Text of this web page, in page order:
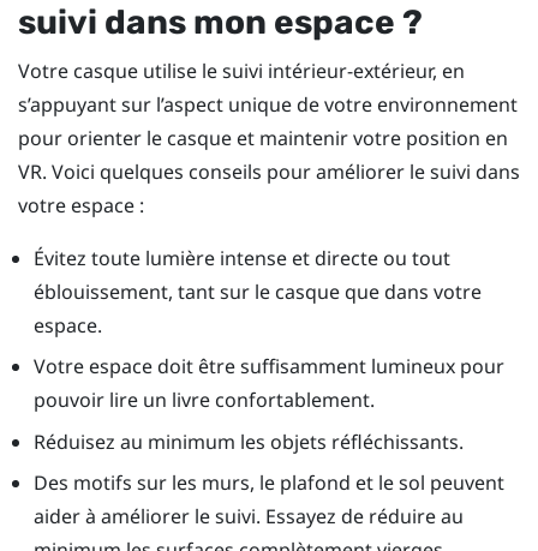
suivi dans mon espace ?
Votre casque utilise le suivi intérieur-extérieur, en
s’appuyant sur l’aspect unique de votre environnement
pour orienter le casque et maintenir votre position en
VR. Voici quelques conseils pour améliorer le suivi dans
votre espace :
Évitez toute lumière intense et directe ou tout
éblouissement, tant sur le casque que dans votre
espace.
Votre espace doit être suffisamment lumineux pour
pouvoir lire un livre confortablement.
Réduisez au minimum les objets réfléchissants.
Des motifs sur les murs, le plafond et le sol peuvent
aider à améliorer le suivi. Essayez de réduire au